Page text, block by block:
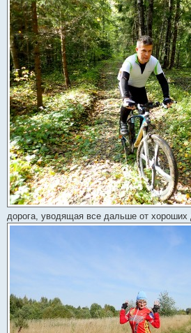
дорога, уводящая все дальше от хороших